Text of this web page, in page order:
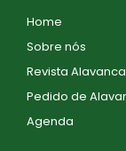
Home
Sobre nós
Revista Alavanca
Pedido de
Agenda